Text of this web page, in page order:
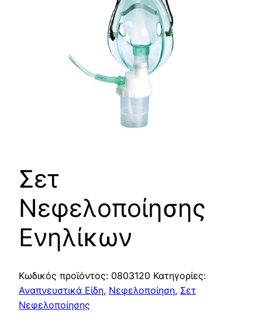
Σετ
Νεφελοποίησης
Ενηλίκων
Κωδικός προϊόντος: 0803120 Κατηγορίες:
Αναπνευστικά Είδη, Νεφελοποίηση, Σετ
Νεφελοποίησης